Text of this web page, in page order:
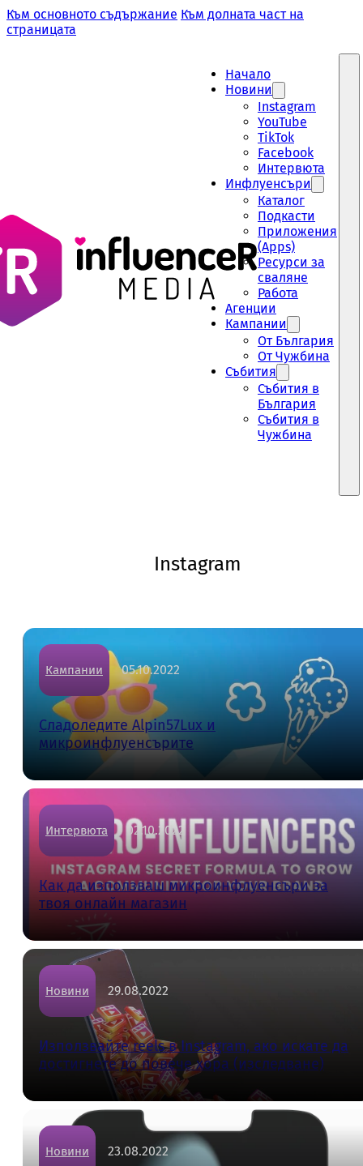
Към основното съдържание Към долната част на
страницата
Начало
Новини
Instagram
YouTube
TikTok
Facebook
Интервюта
Инфлуенсъри
Каталог
Подкасти
Приложения
(Apps)
Ресурси за
сваляне
Работа
Aгенции
Кампании
От България
От Чужбина
Събития
Събития в
България
Събития в
Чужбина
Instagram
Кампании 05.10.2022
Сладоледите Alpin57Lux и
микроинфлуенсърите
Интервюта 02.10.2022
Как да използваш микроинфлуенсъри за
твоя онлайн магазин
Новини 29.08.2022
Използвайте reels в Instagram, ако искате да
достигнете до повече хора (изследване)
Новини 23.08.2022